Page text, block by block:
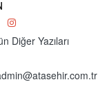
Diğer Yazıları